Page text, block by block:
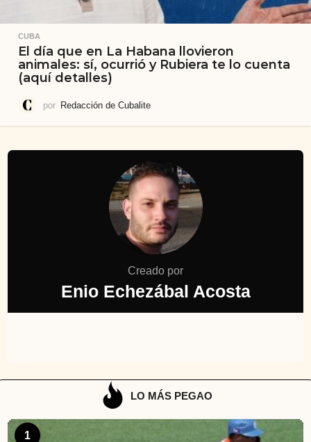
CUBA
El día que en La Habana llovieron
animales: sí, ocurrió y Rubiera te lo cuenta
(aquí detalles)
por Redacción de Cubalite
Creado por
Enio Echezábal Acosta
LO MÁS PEGAO
1